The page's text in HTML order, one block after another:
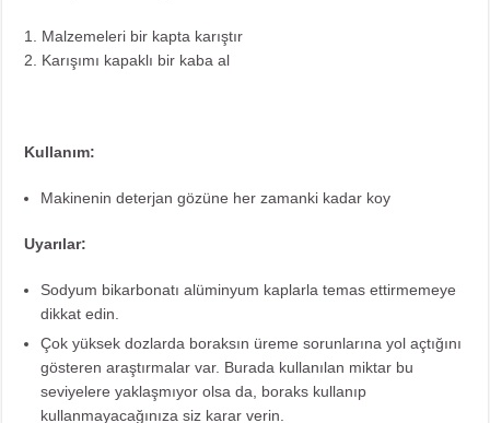
1. Malzemeleri bir kapta karıştır
2. Karışımı kapaklı bir kaba al
Kullanım:
Makinenin deterjan gözüne her zamanki kadar koy
Uyarılar:
Sodyum bikarbonatı alüminyum kaplarla temas ettirmemeye
dikkat edin.
Çok yüksek dozlarda boraksın üreme sorunlarına yol açtığını
gösteren araştırmalar var. Burada kullanılan miktar bu
seviyelere yaklaşmıyor olsa da, boraks kullanıp
kullanmayacağınıza siz karar verin.